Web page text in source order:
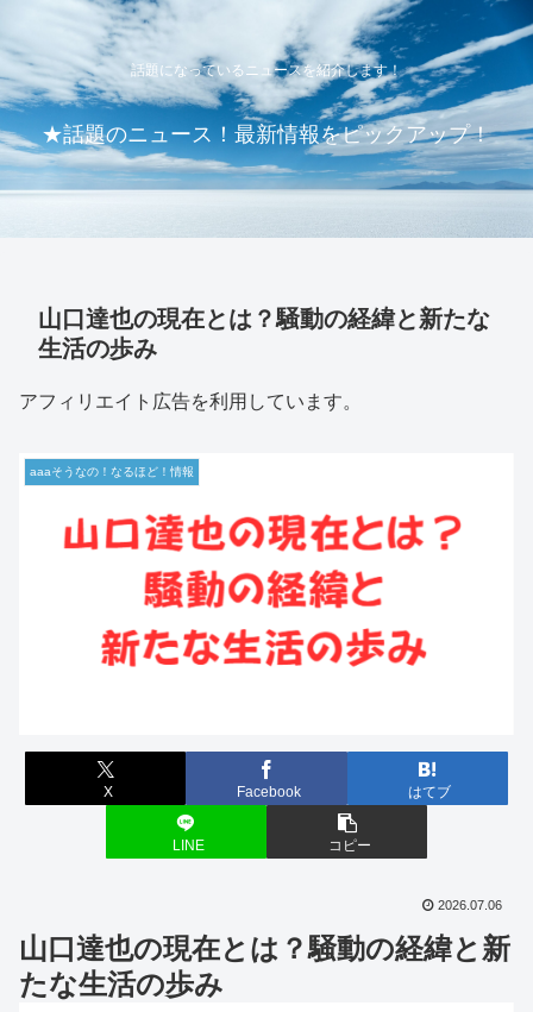
話題になっているニュースを紹介します！
★話題のニュース！最新情報をピックアップ！
山口達也の現在とは？騒動の経緯と新たな
生活の歩み
アフィリエイト広告を利用しています。
aaaそうなの！なるほど！情報
X Facebook はてブ
LINE コピー
2026.07.06
山口達也の現在とは？騒動の経緯と新
たな生活の歩み